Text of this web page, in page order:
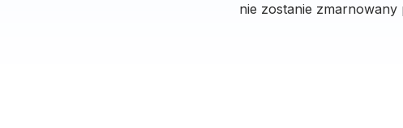
nie zostanie zmarnowany